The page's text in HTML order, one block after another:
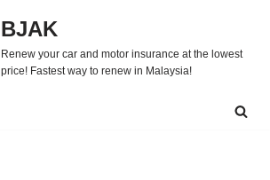
BJAK
Renew your car and motor insurance at the lowest
price! Fastest way to renew in Malaysia!